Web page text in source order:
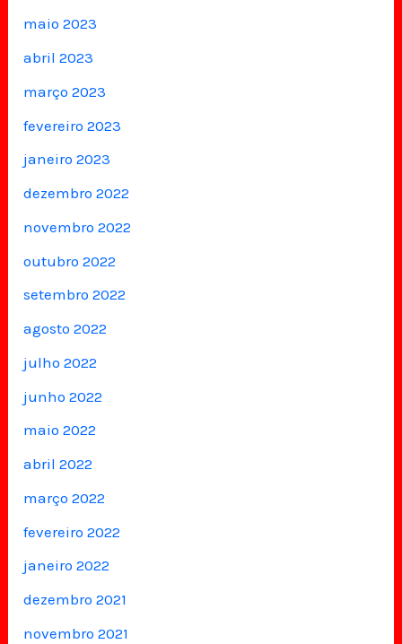
maio 2023
abril 2023
março 2023
fevereiro 2023
janeiro 2023
dezembro 2022
novembro 2022
outubro 2022
setembro 2022
agosto 2022
julho 2022
junho 2022
maio 2022
abril 2022
março 2022
fevereiro 2022
janeiro 2022
dezembro 2021
novembro 2021